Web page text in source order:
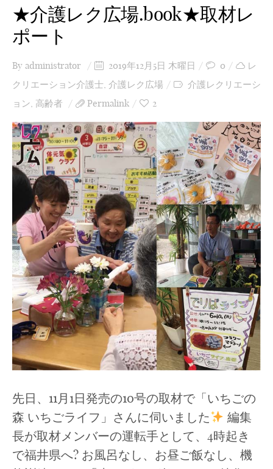
★介護レク広場.book★取材レ
ポート
By administrator 2019年12月5日 木曜日 0
レ
クリエーション介護士, 介護レク広場
介護レクリエーシ
ョン, 高齢者 Permalink 2
先日、11月1日発売の10号の取材で「いちごの
森 いちごライフ」さんに伺いました
編集
長が取材メンバーの運転手として、4時起き
で福井県へ? お風呂なし、お昼ご飯なし、機